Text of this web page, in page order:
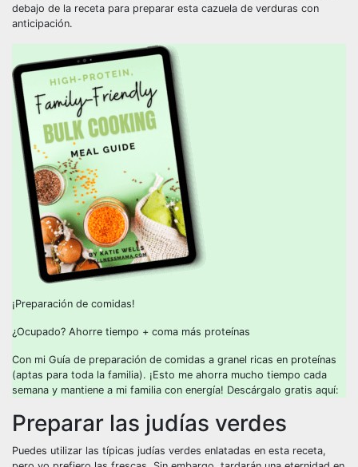
debajo de la receta para preparar esta cazuela de verduras con
anticipación.
¡Preparación de comidas!
¿Ocupado? Ahorre tiempo + coma más proteínas
Con mi Guía de preparación de comidas a granel ricas en proteínas
(aptas para toda la familia). ¡Esto me ahorra mucho tiempo cada
semana y mantiene a mi familia con energía! Descárgalo gratis aquí:
Preparar las judías verdes
Puedes utilizar las típicas judías verdes enlatadas en esta receta,